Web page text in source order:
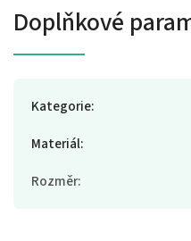
Doplňkové
Kategorie:
Materiál:
Rozměr: